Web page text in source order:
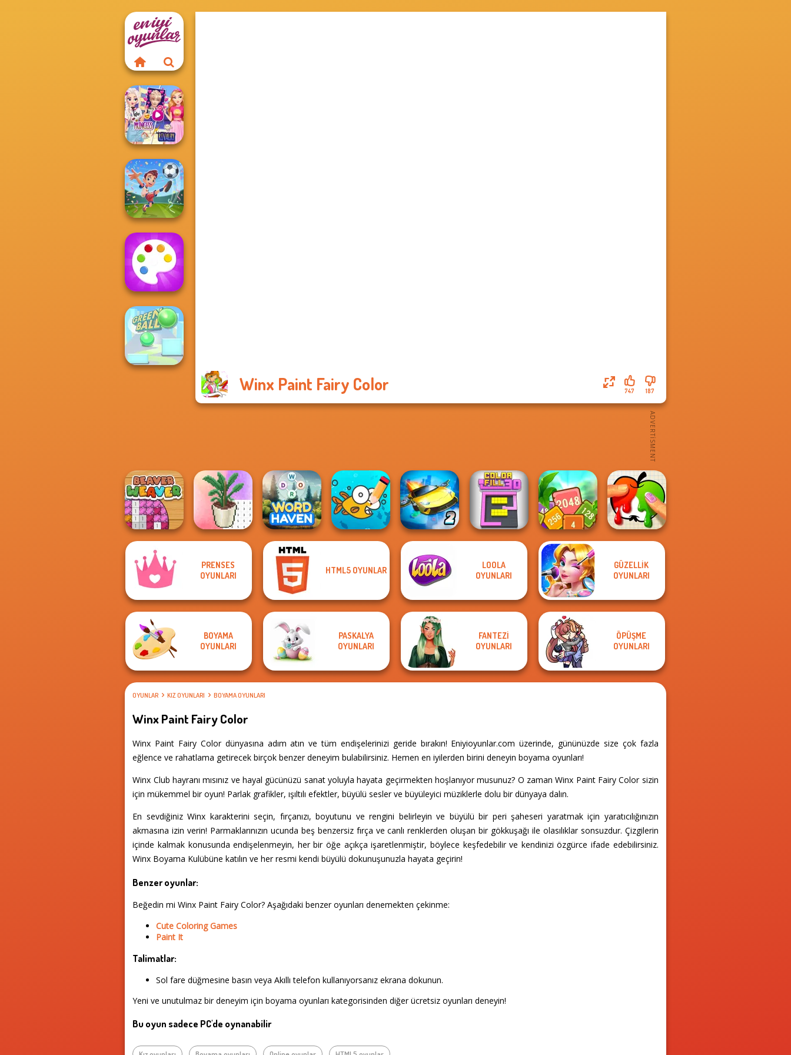
Winx Paint Fairy Color 187
747
Elsa And
Rapunzel
Princess Riv...
Football
Superstars 2024
Fun Colors
Beaver Weaver
Coloring by
Numbers - Pixel
Ro...
Word Haven
Cute Coloring
Ultimate Flying
Car 2
Color Fill 3D
Tropical Cubes
2048
Paint It
PRENSES
OYUNLARI
HTML5 OYUNLAR
LOOLA
OYUNLARI
GÜZELLIK
OYUNLARI
BOYAMA
OYUNLARI
PASKALYA
OYUNLARI
FANTEZI
OYUNLARI
ÖPÜŞME
OYUNLARI
OYUNLAR KIZ OYUNLARI BOYAMA OYUNLARI
Winx Paint Fairy Color
Winx Paint Fairy Color dünyasına adım atın ve tüm endişelerinizi geride bırakın! Eniyioyunlar.com üzerinde, gününüzde size çok fazla
eğlence ve rahatlama getirecek birçok benzer deneyim bulabilirsiniz. Hemen en iyilerden birini deneyin boyama oyunları!
Winx Club hayranı mısınız ve hayal gücünüzü sanat yoluyla hayata geçirmekten hoşlanıyor musunuz? O zaman Winx Paint Fairy Color sizin
için mükemmel bir oyun! Parlak grafikler, ışıltılı efektler, büyülü sesler ve büyüleyici müziklerle dolu bir dünyaya dalın.
En sevdiğiniz Winx karakterini seçin, fırçanızı, boyutunu ve rengini belirleyin ve büyülü bir peri şaheseri yaratmak için yaratıcılığınızın
akmasına izin verin! Parmaklarınızın ucunda beş benzersiz fırça ve canlı renklerden oluşan bir gökkuşağı ile olasılıklar sonsuzdur. Çizgilerin
içinde kalmak konusunda endişelenmeyin, her bir öğe açıkça işaretlenmiştir, böylece keşfedebilir ve kendinizi özgürce ifade edebilirsiniz.
Winx Boyama Kulübüne katılın ve her resmi kendi büyülü dokunuşunuzla hayata geçirin!
Benzer oyunlar:
Beğedin mi Winx Paint Fairy Color? Aşağıdaki benzer oyunları denemekten çekinme:
Cute Coloring Games
Paint It
Talimatlar:
Sol fare düğmesine basın veya Akıllı telefon kullanıyorsanız ekrana dokunun.
Yeni ve unutulmaz bir deneyim için boyama oyunları kategorisinden diğer ücretsiz oyunları deneyin!
Bu oyun sadece PC'de oynanabilir